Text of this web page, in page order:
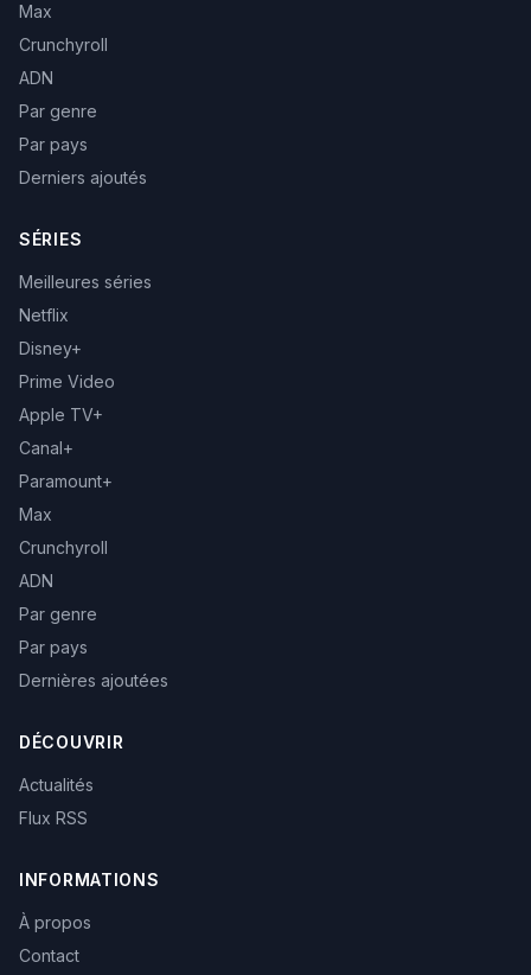
Max
Crunchyroll
ADN
Par genre
Par pays
Derniers ajoutés
SÉRIES
Meilleures séries
Netflix
Disney+
Prime Video
Apple TV+
Canal+
Paramount+
Max
Crunchyroll
ADN
Par genre
Par pays
Dernières ajoutées
DÉCOUVRIR
Actualités
Flux RSS
INFORMATIONS
À propos
Contact